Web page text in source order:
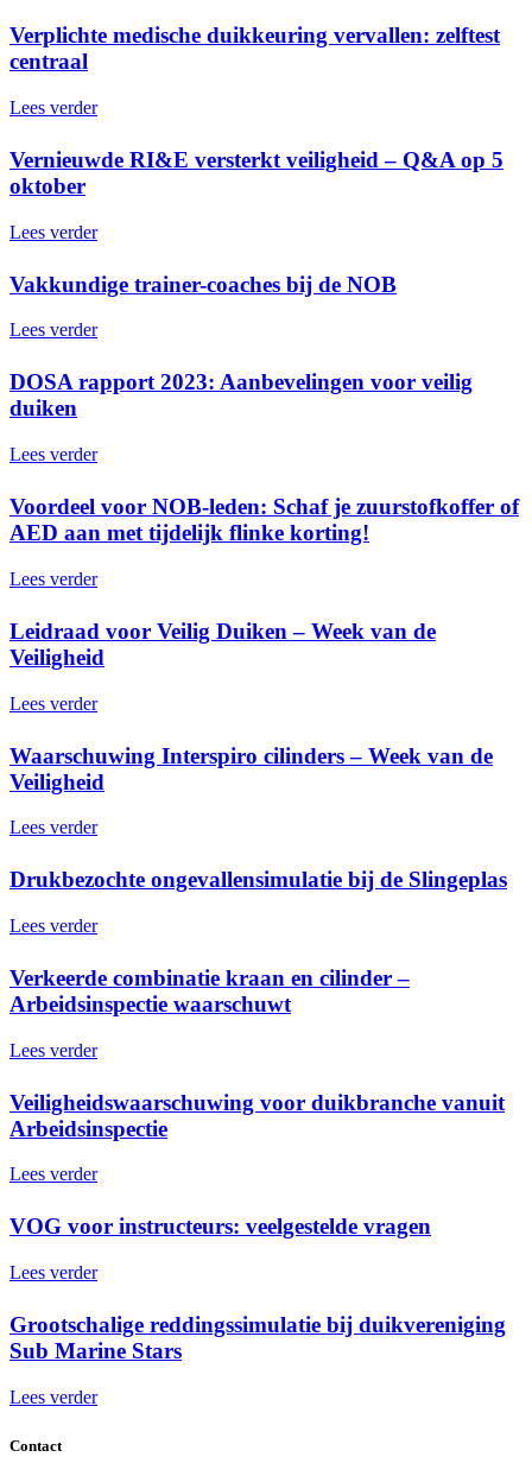
Verplichte medische duikkeuring vervallen: zelftest
centraal
Lees verder
Vernieuwde RI&E versterkt veiligheid – Q&A op 5
oktober
Lees verder
Vakkundige trainer-coaches bij de NOB
Lees verder
DOSA rapport 2023: Aanbevelingen voor veilig
duiken
Lees verder
Voordeel voor NOB-leden: Schaf je zuurstofkoffer of
AED aan met tijdelijk flinke korting!
Lees verder
Leidraad voor Veilig Duiken – Week van de
Veiligheid
Lees verder
Waarschuwing Interspiro cilinders – Week van de
Veiligheid
Lees verder
Drukbezochte ongevallensimulatie bij de Slingeplas
Lees verder
Verkeerde combinatie kraan en cilinder –
Arbeidsinspectie waarschuwt
Lees verder
Veiligheidswaarschuwing voor duikbranche vanuit
Arbeidsinspectie
Lees verder
VOG voor instructeurs: veelgestelde vragen
Lees verder
Grootschalige reddingssimulatie bij duikvereniging
Sub Marine Stars
Lees verder
Contact